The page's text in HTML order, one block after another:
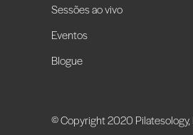
Sessões ao vivo
Eventos
Blogue
© Copyright 2020